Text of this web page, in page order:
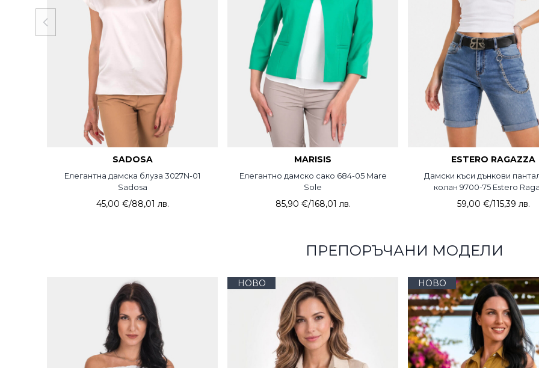
SADOSA
Елегантна дамска блуза 3027N-01
Sadosa
45,00 €/88,01 лв.
MARISIS
Елегантно дамско сако 684-05 Mare
Sole
85,90 €/168,01 лв.
ESTERO RAGAZZA
Дамски къси дънкови
колан 9700-75 Estero
59,00 €/115,39 лв.
ПРЕПОРЪЧАНИ МОДЕЛИ
НОВО НОВО